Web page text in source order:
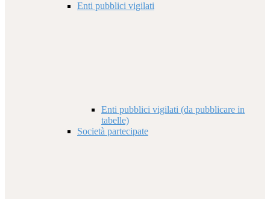
Enti pubblici vigilati
Enti pubblici vigilati (da pubblicare in
tabelle)
Società partecipate